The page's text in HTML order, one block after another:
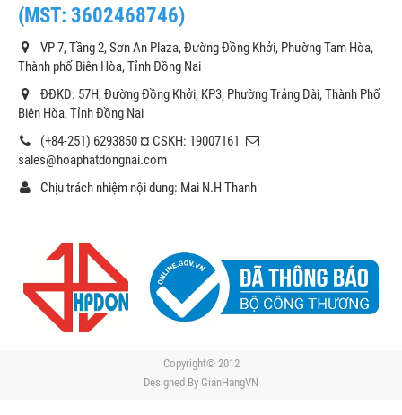
(MST: 3602468746)
VP 7, Tầng 2, Sơn An Plaza, Đường Đồng Khởi, Phường Tam Hòa,
Thành phố Biên Hòa, Tỉnh Đồng Nai
ĐĐKD: 57H, Đường Đồng Khởi, KP3, Phường Trảng Dài, Thành Phố
Biên Hòa, Tỉnh Đồng Nai
(+84-251) 6293850 ¤ CSKH: 19007161
sales@hoaphatdongnai.com
Chịu trách nhiệm nội dung: Mai N.H Thanh
Copyright© 2012
Designed By GianHangVN